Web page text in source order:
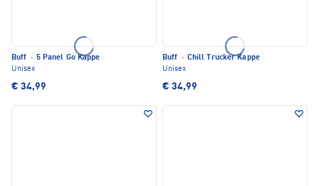
Buff · 5 Panel Go Kappe
Unisex
€ 34,99
Buff · Chill Trucker Kappe
Unisex
€ 34,99